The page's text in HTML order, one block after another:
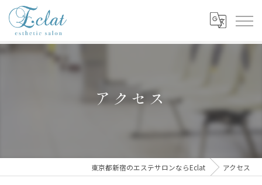
アクセス
東京都新宿のエステサロンならEclat アクセス